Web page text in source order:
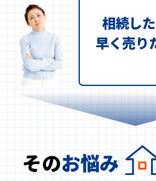
相続し
早く売り
そのお悩み